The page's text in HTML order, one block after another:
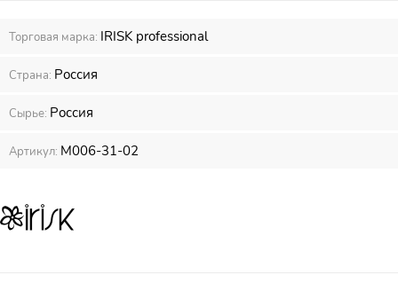
Торговая марка: IRISK professional
Страна: Россия
Сырье: Россия
Артикул: М006-31-02